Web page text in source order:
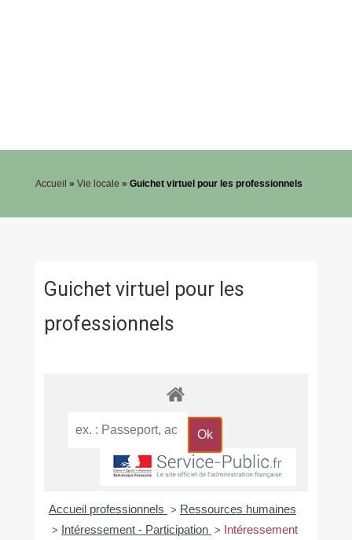
Accueil » Vie locale » Guichet virtuel pour les professionnels
Guichet virtuel pour les
professionnels
Accueil professionnels > Ressources humaines
> Intéressement - Participation > Intéressement